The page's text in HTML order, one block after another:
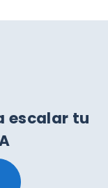
escalar tu